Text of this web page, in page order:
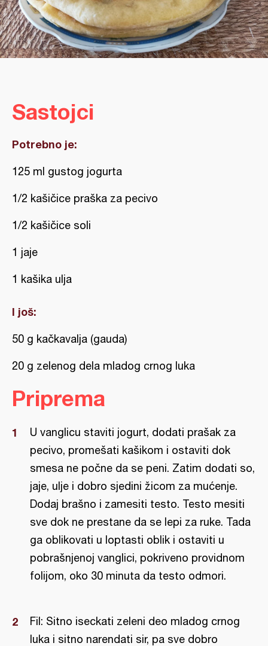
Sastojci
Potrebno je:
125 ml gustog jogurta
1/2 kašičice praška za pecivo
1/2 kašičice soli
1 jaje
1 kašika ulja
I još:
50 g kačkavalja (gauda)
20 g zelenog dela mladog crnog luka
Priprema
U vanglicu staviti jogurt, dodati prašak za
pecivo, promešati kašikom i ostaviti dok
smesa ne počne da se peni. Zatim dodati so,
jaje, ulje i dobro sjedini žicom za mućenje.
Dodaj brašno i zamesiti testo. Testo mesiti
sve dok ne prestane da se lepi za ruke. Tada
ga oblikovati u loptasti oblik i ostaviti u
pobrašnjenoj vanglici, pokriveno providnom
folijom, oko 30 minuta da testo odmori.
Fil: Sitno iseckati zeleni deo mladog crnog
luka i sitno narendati sir, pa sve dobro